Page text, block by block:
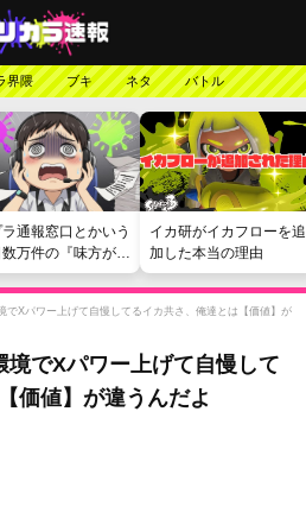
界隈 ブキ ネタ バトル
通報窓口とかいう
万件の『味方が弱
痴を読まされる苦
イカ研がイカフローを追
加した本当の理由
でXパワー上げて自慢してるイカ共さ、俺達とは【価値】が
境でXパワー上げて自慢して
価値】が違うんだよ